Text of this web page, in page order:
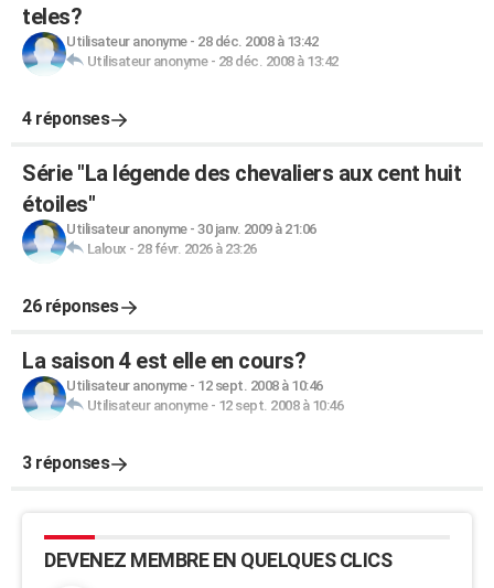
teles?
Utilisateur anonyme- 28 déc. 2008 à 13:42
Utilisateur anonyme- 28 déc. 2008 à 13:42
4 réponses
Série "La légende des chevaliers aux cent huit
étoiles"
Utilisateur anonyme- 30 janv. 2009 à 21:06
Laloux - 28 févr. 2026 à 23:26
26 réponses
La saison 4 est elle en cours?
Utilisateur anonyme- 12 sept. 2008 à 10:46
Utilisateur anonyme- 12 sept. 2008 à 10:46
3 réponses
DEVENEZ MEMBRE EN QUELQUES CLICS